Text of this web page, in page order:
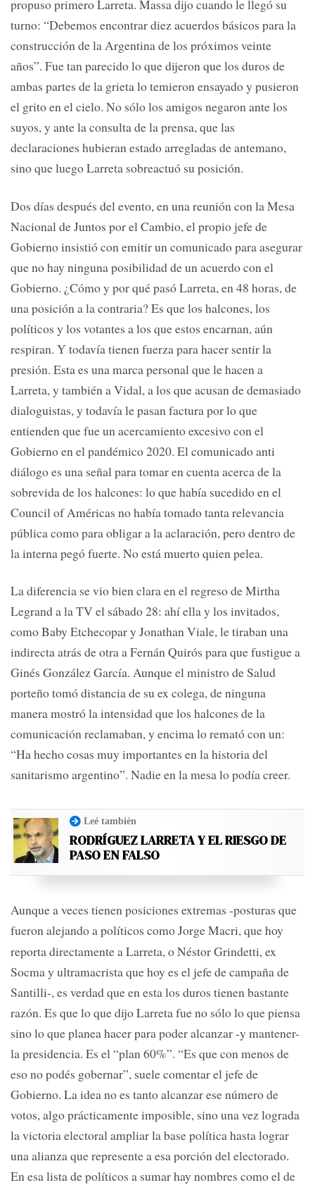
propuso primero Larreta. Massa dijo cuando le llegó su
turno: “Debemos encontrar diez acuerdos básicos para la
construcción de la Argentina de los próximos veinte
años”. Fue tan parecido lo que dijeron que los duros de
ambas partes de la grieta lo temieron ensayado y pusieron
el grito en el cielo. No sólo los amigos negaron ante los
suyos, y ante la consulta de la prensa, que las
declaraciones hubieran estado arregladas de antemano,
sino que luego Larreta sobreactuó su posición.
Dos días después del evento, en una reunión con la Mesa
Nacional de Juntos por el Cambio, el propio jefe de
Gobierno insistió con emitir un comunicado para asegurar
que no hay ninguna posibilidad de un acuerdo con el
Gobierno. ¿Cómo y por qué pasó Larreta, en 48 horas, de
una posición a la contraria? Es que los halcones, los
políticos y los votantes a los que estos encarnan, aún
respiran. Y todavía tienen fuerza para hacer sentir la
presión. Esta es una marca personal que le hacen a
Larreta, y también a Vidal, a los que acusan de demasiado
dialoguistas, y todavía le pasan factura por lo que
entienden que fue un acercamiento excesivo con el
Gobierno en el pandémico 2020. El comunicado anti
diálogo es una señal para tomar en cuenta acerca de la
sobrevida de los halcones: lo que había sucedido en el
Council of Américas no había tomado tanta relevancia
pública como para obligar a la aclaración, pero dentro de
la interna pegó fuerte. No está muerto quien pelea.
La diferencia se vio bien clara en el regreso de Mirtha
Legrand a la TV el sábado 28: ahí ella y los invitados,
como Baby Etchecopar y Jonathan Viale, le tiraban una
indirecta atrás de otra a Fernán Quirós para que fustigue a
Ginés González García. Aunque el ministro de Salud
porteño tomó distancia de su ex colega, de ninguna
manera mostró la intensidad que los halcones de la
comunicación reclamaban, y encima lo remató con un:
“Ha hecho cosas muy importantes en la historia del
sanitarismo argentino”. Nadie en la mesa lo podía creer.
Leé también
RODRÍGUEZ LARRETA Y EL RIESGO DE
PASO EN FALSO
Aunque a veces tienen posiciones extremas -posturas que
fueron alejando a políticos como Jorge Macri, que hoy
reporta directamente a Larreta, o Néstor Grindetti, ex
Socma y ultramacrista que hoy es el jefe de campaña de
Santilli-, es verdad que en esta los duros tienen bastante
razón. Es que lo que dijo Larreta fue no sólo lo que piensa
sino lo que planea hacer para poder alcanzar -y mantener-
la presidencia. Es el “plan 60%”. “Es que con menos de
eso no podés gobernar”, suele comentar el jefe de
Gobierno. La idea no es tanto alcanzar ese número de
votos, algo prácticamente imposible, sino una vez lograda
la victoria electoral ampliar la base política hasta lograr
una alianza que represente a esa porción del electorado.
En esa lista de políticos a sumar hay nombres como el de